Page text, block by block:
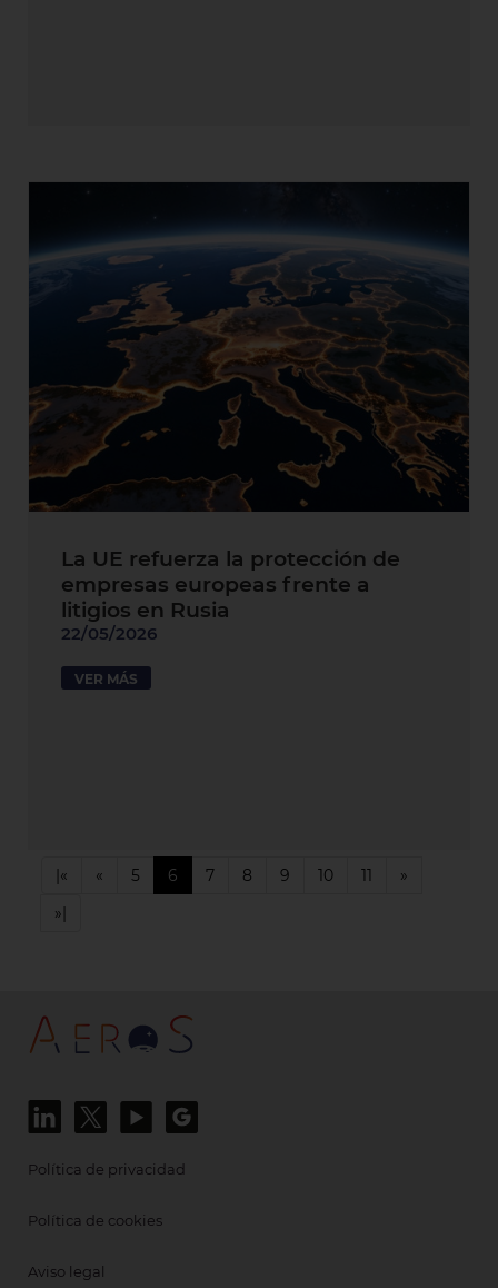
La UE refuerza la protección de
empresas europeas frente a
litigios en Rusia
22/05/2026
VER MÁS
|« « 5 6 7 8 9 10 11
»
»|
Política de privacidad
Política de cookies
Aviso legal